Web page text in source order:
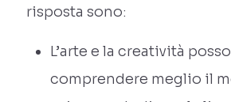
risposta sono:
L’arte e la creatività
comprendere meglio il